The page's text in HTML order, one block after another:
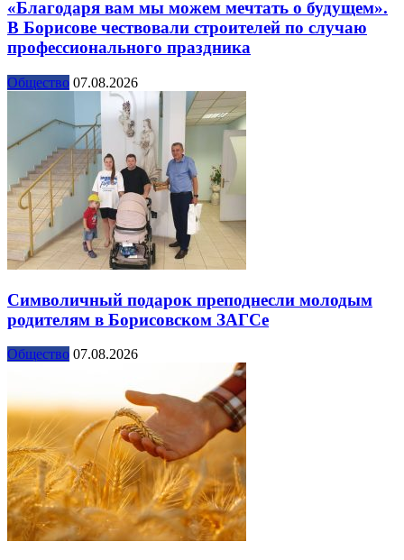
«Благодаря вам мы можем мечтать о будущем».
В Борисове чествовали строителей по случаю
профессионального праздника
Общество 07.08.2026
Символичный подарок преподнесли молодым
родителям в Борисовском ЗАГСе
Общество 07.08.2026